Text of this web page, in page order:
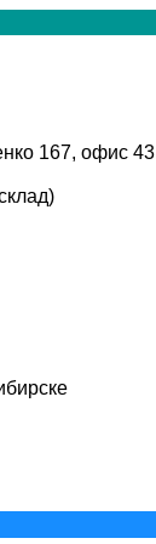
167, офис 43